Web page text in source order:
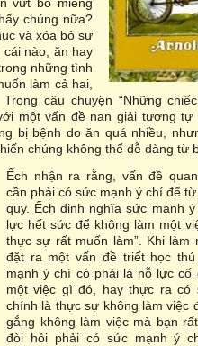
chúng nữa?
và xóa bỏ sự
nào, ăn hay
những tình
làm cả hai,
câu chuyện “Những
một vấn đề nan giải tương tự
bị bệnh do ăn quá nhiều,
chúng không thể dễ dàng từ
Ếch nhận ra rằng, vấn đề
cần phải có sức mạnh ý chí để
quy. Ếch định nghĩa sức mạnh
lực hết sức để không làm một
thực sự rất muốn làm”. Khi làm
đặt ra một vấn đề triết học
mạnh ý chí có phải là nỗ lực cố
một việc gì đó, hay thực ra có
chính là thực sự không làm việc
gắng không làm việc mà bạn
đòi hỏi phải có sức mạnh ý